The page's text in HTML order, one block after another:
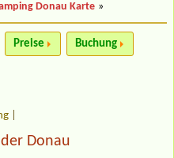
Donau Karte »
Preise Buchung
Donau